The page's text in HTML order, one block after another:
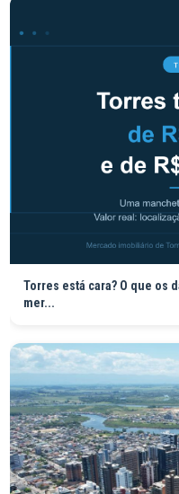
Torres está cara? O que os
mer...